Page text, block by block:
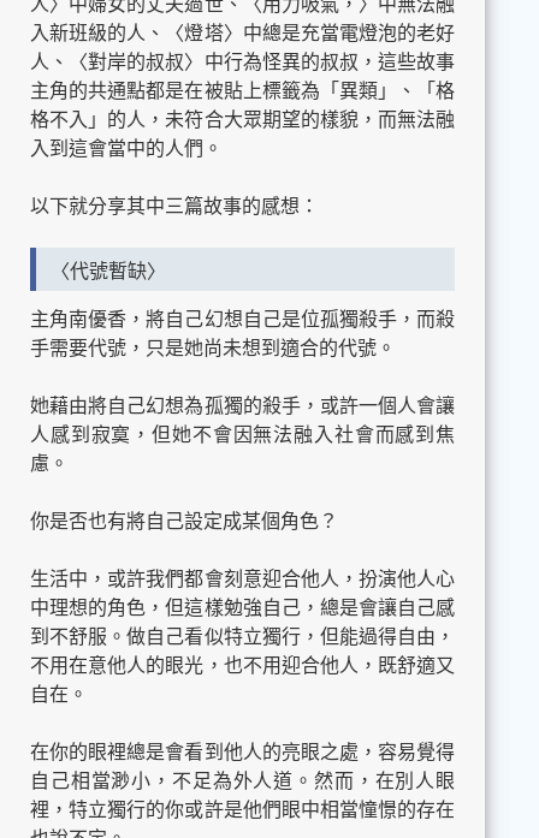
入新班級的人、〈燈塔〉中總是充當電燈泡的老好
人、〈對岸的叔叔〉中行為怪異的叔叔，這些故事
主角的共通點都是在被貼上標籤為「異類」、「格
格不入」的人，未符合大眾期望的樣貌，而無法融
入到這會當中的人們。
以下就分享其中三篇故事的感想：
〈代號暫缺〉
主角南優香，將自己幻想自己是位孤獨殺手，而殺
手需要代號，只是她尚未想到適合的代號。
她藉由將自己幻想為孤獨的殺手，或許一個人會讓
人感到寂寞，但她不會因無法融入社會而感到焦
慮。
你是否也有將自己設定成某個角色？
生活中，或許我們都會刻意迎合他人，扮演他人心
中理想的角色，但這樣勉強自己，總是會讓自己感
到不舒服。做自己看似特立獨行，但能過得自由，
不用在意他人的眼光，也不用迎合他人，既舒適又
自在。
在你的眼裡總是會看到他人的亮眼之處，容易覺得
自己相當渺小，不足為外人道。然而，在別人眼
裡，特立獨行的你或許是他們眼中相當憧憬的存在